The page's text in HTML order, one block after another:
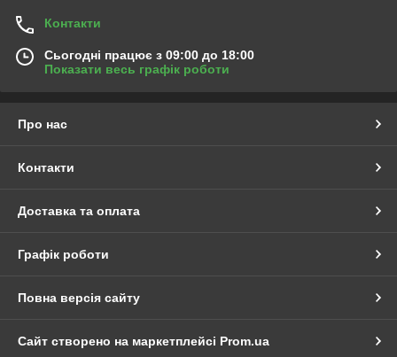
Контакти
Сьогодні працює з 09:00 до 18:00
Показати весь графік роботи
Про нас
Контакти
Доставка та оплата
Графік роботи
Повна версія сайту
Сайт створено на маркетплейсі Prom.ua